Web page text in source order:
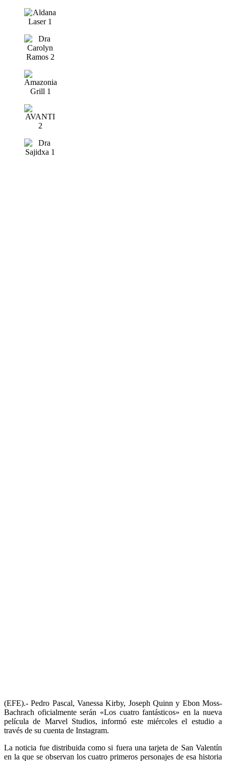
(EFE).- Pedro Pascal, Vanessa Kirby, Joseph Quinn y Ebon Moss-
Bachrach oficialmente serán «Los cuatro fantásticos» en la nueva
película de Marvel Studios, informó este miércoles el estudio a
través de su cuenta de Instagram.
La noticia fue distribuida como si fuera una tarjeta de San Valentín
en la que se observan los cuatro primeros personajes de esa historia